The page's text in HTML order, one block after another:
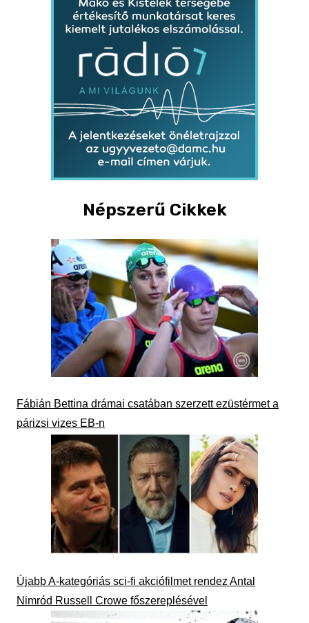
Népszerű Cikkek
Fábián Bettina drámai csatában szerzett ezüstérmet a
párizsi vizes EB-n
Újabb A-kategóriás sci-fi akciófilmet rendez Antal
Nimród Russell Crowe főszereplésével